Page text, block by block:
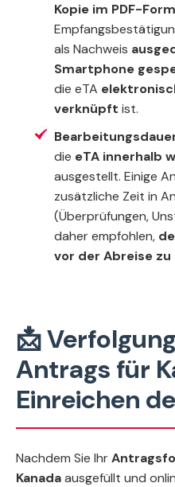
Kopie im PDF-
als Nachweis
Smartphone
die eTA
verknüpft ist.
die eTA innerhalb
ausgestellt. Einige
zusätzliche Zeit in
(Überprüfungen,
daher empfohlen,
vor der Abreise
📩
Antrags für
Einreichen
Nachdem Sie Ihr
Kanadaausgefüllt und